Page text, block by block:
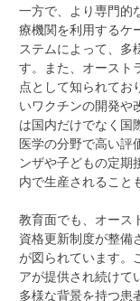
一方で、より専門的
療機関を利用するケ
ステムによって、多
す。また、オースト
点として知られてお
いワクチンの開発や
は国内だけでなく国
医学の分野で高い評
ンザや子どもの定期
内で生産されること
教育面でも、オース
資格更新制度が整備
が図られています。
アが提供され続けて
多様な背景を持つ患